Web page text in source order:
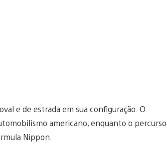
e de estrada em sua configuração. O
americano, enquanto o percurso
Nippon.